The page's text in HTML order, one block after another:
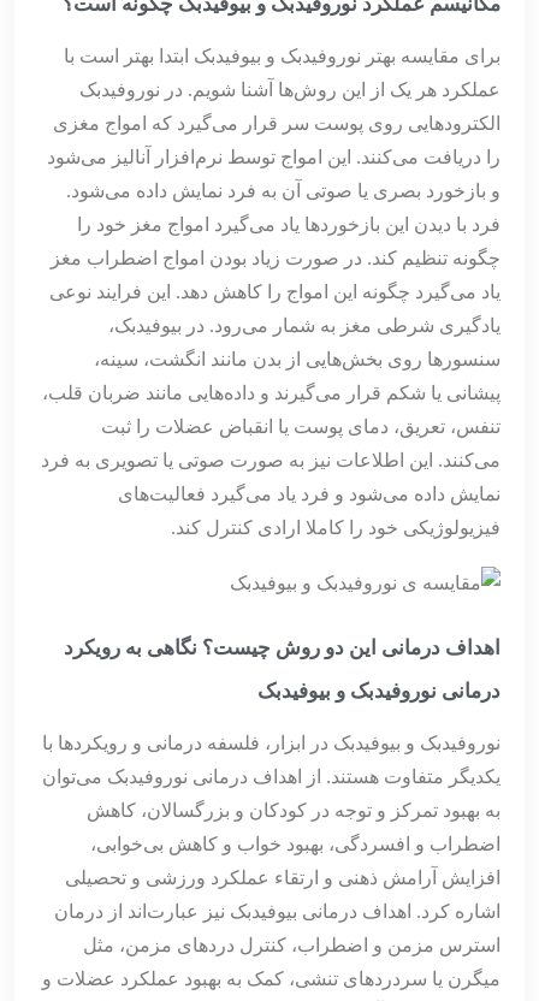
برای مقایسه بهتر نوروفیدبک و بیوفیدبک ابتدا بهتر است با
عملکرد هر یک از این روش‌ها آشنا شویم. در نوروفیدبک
الکترودهایی روی پوست سر قرار می‌گیرد که امواج مغزی
را دریافت می‌کنند. این امواج توسط نرم‌افزار آنالیز می‌شود
و بازخورد بصری یا صوتی آن به فرد نمایش داده می‌شود.
فرد با دیدن این بازخوردها یاد می‌گیرد امواج مغز خود را
چگونه تنظیم کند. در صورت زیاد بودن امواج اضطراب مغز
یاد می‌گیرد چگونه این امواج را کاهش دهد. این فرایند نوعی
یادگیری شرطی مغز به شمار می‌رود. در بیوفیدبک،
سنسورها روی بخش‌هایی از بدن مانند انگشت، سینه،
پیشانی یا شکم قرار می‌گیرند و داده‌هایی مانند ضربان قلب،
تنفس، تعریق، دمای پوست یا انقباض عضلات را ثبت
می‌کنند. این اطلاعات نیز به صورت صوتی یا تصویری به فرد
نمایش داده می‌شود و فرد یاد می‌گیرد فعالیت‌های
فیزیولوژیکی خود را کاملا ارادی کنترل کند.
اهداف درمانی این دو روش چیست؟ نگاهی به رویکرد
درمانی نوروفیدبک و بیوفیدبک
نوروفیدبک و بیوفیدبک در ابزار، فلسفه درمانی و رویکردها با
یکدیگر متفاوت هستند. از اهداف درمانی نوروفیدبک می‌توان
به بهبود تمرکز و توجه در کودکان و بزرگسالان، کاهش
اضطراب و افسردگی، بهبود خواب و کاهش بی‌خوابی،
افزایش آرامش ذهنی و ارتقاء عملکرد ورزشی و تحصیلی
اشاره کرد. اهداف درمانی بیوفیدبک نیز عبارت‌اند از درمان
استرس مزمن و اضطراب، کنترل دردهای مزمن، مثل
میگرن یا سردردهای تنشی، کمک به بهبود عملکرد عضلات و